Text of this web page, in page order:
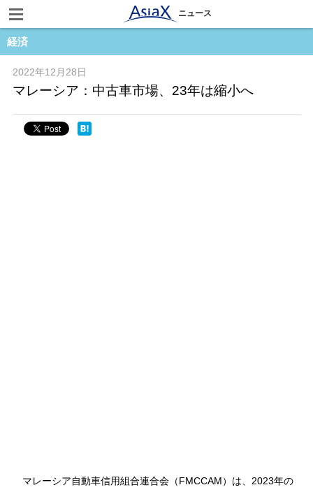
ニュース
経済
2022年12月28日
マレーシア：中古車市場、23年は縮小へ
マレーシア自動車信用組合連合会（FMCCAM）は、2023年の